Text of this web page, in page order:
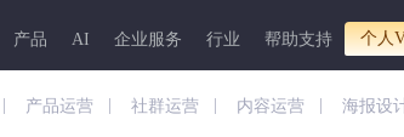
产品 AI 企业服务 行业 帮助支持 个人
产品运营 社群运营 内容运营 海报设